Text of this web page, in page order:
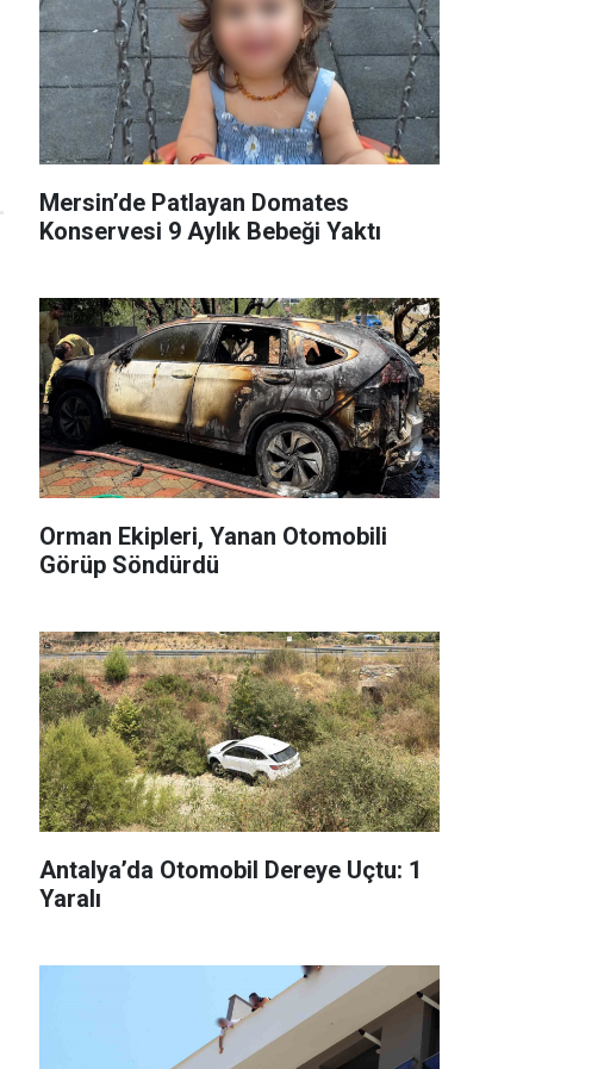
Mersin’de Patlayan Domates
Konservesi 9 Aylık Bebeği Yaktı
Orman Ekipleri, Yanan Otomobili
Görüp Söndürdü
Antalya’da Otomobil Dereye Uçtu: 1
Yaralı